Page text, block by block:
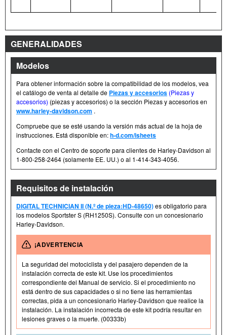
GENERALIDADES
Modelos
Para obtener información sobre la compatibilidad de los modelos, vea
el catálogo de venta al detalle de Piezas y accesorios (Piezas y
accesorios) (piezas y accesorios) o la sección Piezas y accesorios en
www.harley-davidson.com .
Compruebe que se esté usando la versión más actual de la hoja de
instrucciones. Está disponible en:h-d.com/isheets
Contacte con el Centro de soporte para clientes de Harley-Davidson al
1-800-258-2464 (solamente EE. UU.) o al 1-414-343-4056.
Requisitos de instalación
DIGITAL TECHNICIAN II (N.º de pieza:HD-48650)es obligatorio para
los modelos Sportster S (RH1250S). Consulte con un concesionario
Harley-Davidson.
¡ADVERTENCIA
La seguridad del motociclista y del pasajero dependen de la
instalación correcta de este kit. Use los procedimientos
correspondiente del Manual de servicio. Si el procedimiento no
está dentro de sus capacidades o si no tiene las herramientas
correctas, pida a un concesionario Harley-Davidson que realice la
instalación. La instalación incorrecta de este kit podría resultar en
lesiones graves o la muerte. (00333b)